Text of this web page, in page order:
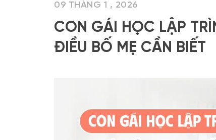
09 THÁNG 1 , 2026
CON GÁI HỌC LẬP
ĐIỀU BỐ MẸ CẦN BIẾT